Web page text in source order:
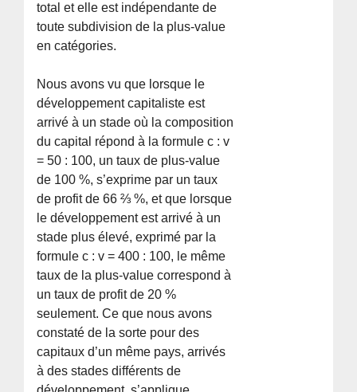
total et elle est indépendante de
toute subdivision de la plus-value
en catégories.
Nous avons vu que lorsque le
développement capitaliste est
arrivé à un stade où la composition
du capital répond à la formule c : v
= 50 : 100, un taux de plus-value
de 100 %, s’exprime par un taux
de profit de 66 ⅔ %, et que lorsque
le développement est arrivé à un
stade plus élevé, exprimé par la
formule c : v = 400 : 100, le même
taux de la plus-value correspond à
un taux de profit de 20 %
seulement. Ce que nous avons
constaté de la sorte pour des
capitaux d’un même pays, arrivés
à des stades différents de